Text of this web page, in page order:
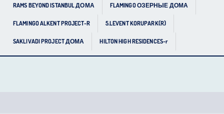
RAMS BEYOND ISTANBUL ДОМА FLAMINGO ОЗЕРНЫЕ ДОМА
FLAMINGO ALKENT PROJECT-R 5.LEVENT KORUPARK(R)
SAKLIVADI PROJECT ДОМА HILTON HIGH RESIDENCES-r